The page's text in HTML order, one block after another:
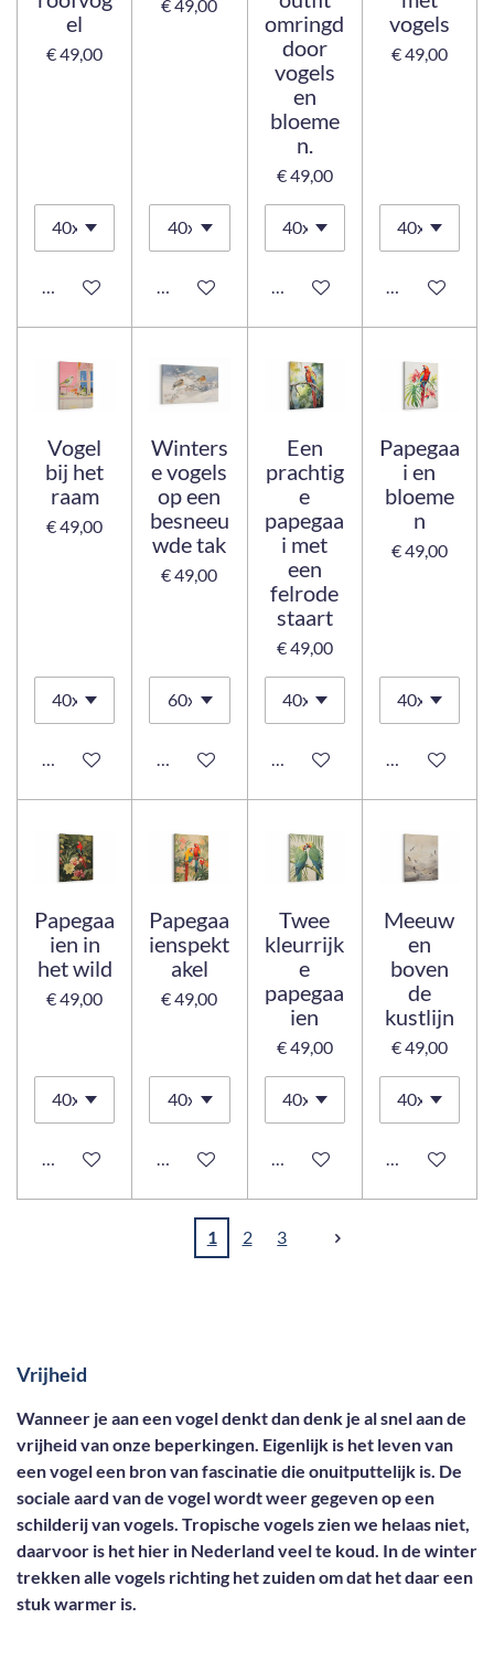
el
€ 49,00
Bekijk details
€ 49,00
Bekijk details
omringd
door
vogels
en
bloeme
n.
€ 49,00
Bekijk details
vogels
€ 49,00
Bekijk details
Vogel
bij het
raam
€ 49,00
Bekijk details
Winters
e vogels
op een
besneeu
wde tak
€ 49,00
Bekijk details
Een
prachtig
e
papegaa
i met
een
felrode
staart
€ 49,00
Bekijk details
Papegaa
i en
bloeme
n
€ 49,00
Bekijk details
Papegaa
ien in
het wild
€ 49,00
Bekijk details
Papegaa
ienspekt
akel
€ 49,00
Bekijk details
Twee
kleurrijk
e
papegaa
ien
€ 49,00
Bekijk details
Meeuw
en
boven
de
kustlijn
€ 49,00
Bekijk details
1 2 3
Vrijheid
Wanneer je aan een vogel denkt dan denk je al snel aan de
vrijheid van onze beperkingen. Eigenlijk is het leven van
een vogel een bron van fascinatie die onuitputtelijk is. De
sociale aard van de vogel wordt weer gegeven op een
schilderij van vogels. Tropische vogels zien we helaas niet,
daarvoor is het hier in Nederland veel te koud. In de winter
trekken alle vogels richting het zuiden om dat het daar een
stuk warmer is.